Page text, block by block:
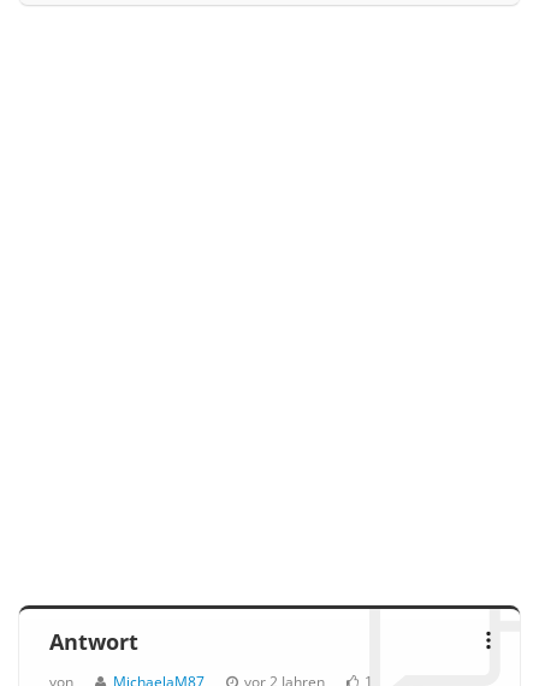
Antwort
von MichaelaM87 vor 2 Jahren 1